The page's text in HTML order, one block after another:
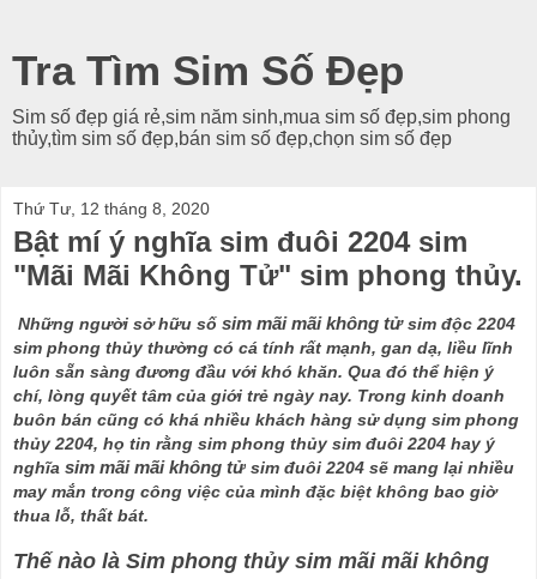
Tra Tìm Sim Số Đẹp
Sim số đẹp giá rẻ,sim năm sinh,mua sim số đẹp,sim phong
thủy,tìm sim số đẹp,bán sim số đẹp,chọn sim số đẹp
Thứ Tư, 12 tháng 8, 2020
Bật mí ý nghĩa sim đuôi 2204 sim
"Mãi Mãi Không Tử" sim phong thủy.
Những người sở hữu số sim mãi mãi không tử sim độc 2204
sim phong thủy thường có cá tính rất mạnh, gan dạ, liều lĩnh
luôn sẵn sàng đương đầu với khó khăn. Qua đó thể hiện ý
chí, lòng quyết tâm của giới trẻ ngày nay. Trong kinh doanh
buôn bán cũng có khá nhiều khách hàng sử dụng sim phong
thủy 2204, họ tin rằng sim phong thủy sim đuôi 2204 hay ý
nghĩa sim mãi mãi không tử sim đuôi 2204 sẽ mang lại nhiều
may mắn trong công việc của mình đặc biệt không bao giờ
thua lỗ, thất bát.
Thế nào là Sim phong thủy sim mãi mãi không